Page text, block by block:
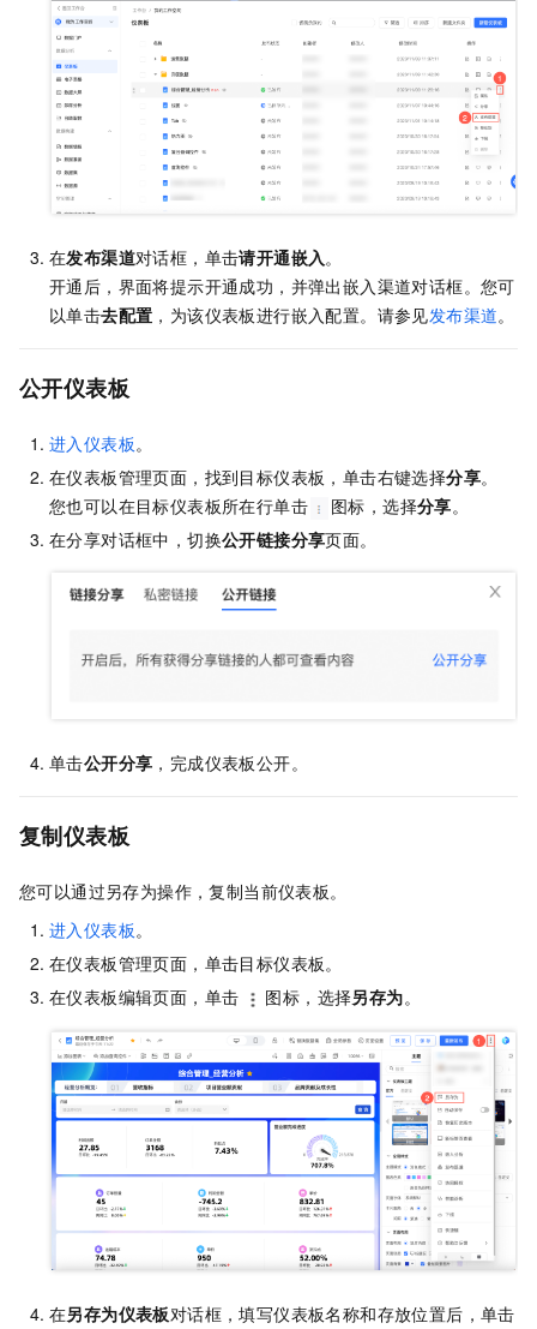
在发布渠道对话框，单击请开通嵌入。
开通后，界面将提示开通成功，并弹出嵌入渠道对话框。您可
以单击去配置 ，为该仪表板进行嵌入配置。请参见发布渠道。
公开仪表板
进入仪表板。
在仪表板管理页面，找到目标仪表板，单击右键选择分享。
您也可以在目标仪表板所在行单击
图标，选择分享。
在分享对话框中，切换公开链接分享页面。
单击公开分享 ，完成仪表板公开。
复制仪表板
您可以通过另存为操作，复制当前仪表板。
进入仪表板 。
在仪表板管理页面，单击目标仪表板。
在仪表板编辑页面，单击
图标，选择另存为。
在另存为仪表板对话框，填写仪表板名称和存放位置后，单击